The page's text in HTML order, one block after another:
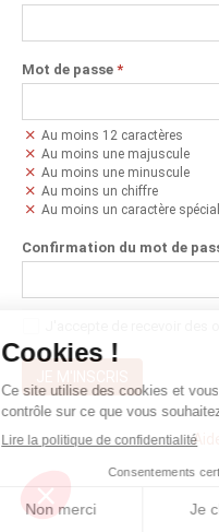
Mot de passe *
Au moins 12 caractères
Au moins une majuscule
Au moins une minuscule
Au moins un chiffre
Au moins un caractère spécial
Confirmation du mot de
J'accepte de recevoir des
Aide